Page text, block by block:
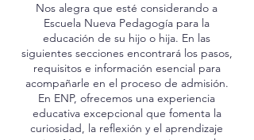
Nos alegra que esté considerando a
Escuela Nueva Pedagogía para la
educación de su hijo o hija. En las
siguientes secciones encontrará los pasos,
requisitos e información esencial para
acompañarle en el proceso de admisión.
En ENP, ofrecemos una experiencia
educativa excepcional que fomenta la
curiosidad, la reflexión y el aprendizaje